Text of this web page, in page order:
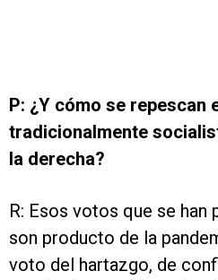
P: ¿Y cómo se repescan
tradicionalmente
la derecha?
R: Esos votos que se han
son producto de la
voto del hartazgo, de